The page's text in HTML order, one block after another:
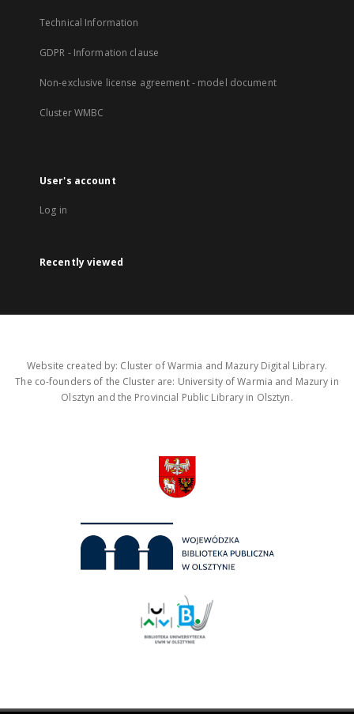
Technical Information
GDPR - Information clause
Non-exclusive license agreement - model document
Cluster WMBC
User's account
Log in
Recently viewed
Website created by: Cluster of Warmia and Mazury Digital Library.
The co-founders of the Cluster are: University of Warmia and Mazury in
Olsztyn and the Provincial Public Library in Olsztyn.